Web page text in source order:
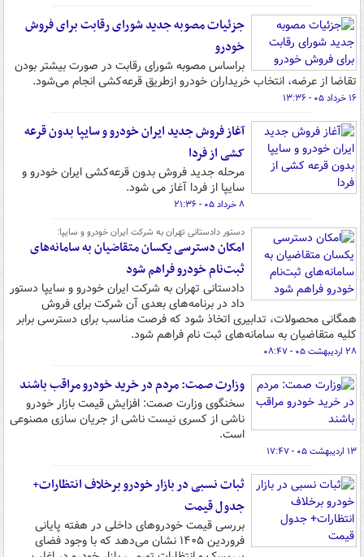
جزئیات مصوبه جدید شورای رقابت برای فروش
خودرو
براساس مصوبه شورای رقابت در صورت بیشتر بودن
تقاضا از عرضه، انتخاب خریداران خودرو ازطریق قرعه‌کشی انجام می‌شود.
۱۶ خرداد ۰۵ - ۱۳:۳۶
آغاز فروش جدید ایران خودرو و سایپا بدون قرعه
کشی از فردا
مرحله جدید فروش بدون قرعه‌کشی ایران خودرو و
سایپا از فردا آغاز می شود.
۸ خرداد ۰۵ - ۲۱:۳۶
دستور دادستانی تهران به شرکت ایران خودرو و سایپا:
امکان دسترسی یکسان متقاضیان به سامانه‌های
ثبت‌نام خودرو فراهم شود
دادستانی تهران به شرکت ایران خودرو و سایپا دستور
داد در برنامه‌های بعدی آن شرکت برای فروش
همگانی محصولات، تدابیری اتخاذ شود که فرصت مناسب برای دسترسی برابر
کلیه متقاضیان به سامانه‌های ثبت نام فراهم شود.
۲۸ اردیبهشت ۰۵ - ۰۸:۴۷
وزارت صمت: مردم در خرید خودرو مراقب باشند
سخنگوی وزارت صمت: افزایش قیمت بازار خودرو
ناشی از کسری نیست ناشی از جریان سازی مصنوعی
است.
۱۳ اردیبهشت ۰۵ - ۱۷:۴۷
ثبات نسبی در بازار خودرو برخلاف انتظارات+
جدول قیمت
بررسی قیمت خودروهای داخلی در هفته پایانی
فروردین ۱۴۰۵ نشان می‌دهد که با وجود فضای